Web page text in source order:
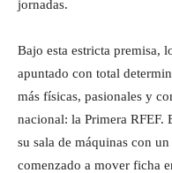
jornadas.
Bajo esta estricta premisa,
apuntado con total
más físicas, pasionales y
nacional: la Primera RFEF.
su sala de máquinas con
comenzado a mover ficha